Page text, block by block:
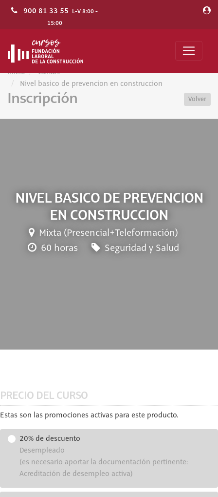
900 81 33 55 L-V 8:00 -
15:00
Inicio
Cursos
Nivel basico de prevencion en construccion
Inscripción Volver
NIVEL BASICO DE PREVENCION
EN CONSTRUCCION
Mixta (Presencial+Teleformación)
60 horas
Seguridad y Salud
PRECIO DEL CURSO
Estas son las promociones activas para este producto.
20% de descuento
Desempleado
(es necesario aportar la documentación pertinente:
Acreditación de desempleo activa)